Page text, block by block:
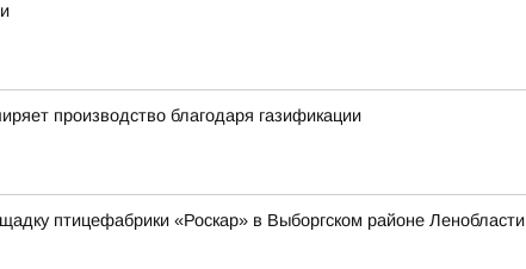
производство благодаря газификации
птицефабрики «Роскар» в Выборгском районе Ленобласти